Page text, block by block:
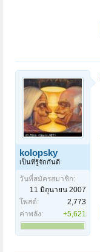
kolopsky
เป็นที่รู้จักกันดี
วันที่สมัครสมาชิก:
11 มิถุนายน 2007
โพสต์:
2,773
ค่าพลัง:
+5,621